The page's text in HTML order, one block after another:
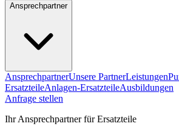
Ansprechpartner
AnsprechpartnerUnsere PartnerLeistungen
ErsatzteileAnlagen-ErsatzteileAusbildungen
Anfrage stellen
Ihr Ansprechpartner für Ersatzteile